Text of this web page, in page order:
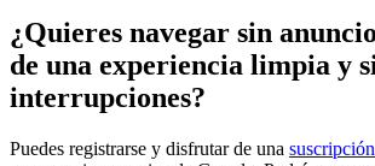
¿Quieres navegar sin
de una experiencia limpia y
interrupciones?
Puedes registrarse y disfrutar de una